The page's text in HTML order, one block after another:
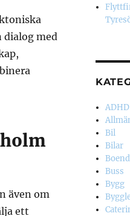
dialog med
även om
ett
Bil
Bilar
Buss
Bygg